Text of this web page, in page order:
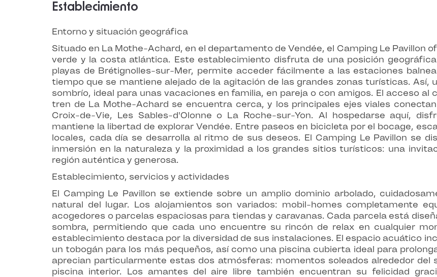
Establecimiento
Entorno y situación geográfica
Situado en La Mothe-Achard, en el departamento de Vendée, el Camping Le Pavillon
verde y la costa atlántica. Este establecimiento disfruta de una posición
playas de Brétignolles-sur-Mer, permite acceder fácilmente a las estaciones
tiempo que se mantiene alejado de la agitación de las grandes zonas turísticas. Así,
sombrío, ideal para unas vacaciones en familia, en pareja o con amigos. El acceso
tren de La Mothe-Achard se encuentra cerca, y los principales ejes viales
Croix-de-Vie, Les Sables-d'Olonne o La Roche-sur-Yon. Al hospedarse aquí,
mantiene la libertad de explorar Vendée. Entre paseos en bicicleta por el bocage,
locales, cada día se desarrolla al ritmo de sus deseos. El Camping Le Pavillon se
inmersión en la naturaleza y la proximidad a los grandes sitios turísticos: una
región auténtica y generosa.
Establecimiento, servicios y actividades
El Camping Le Pavillon se extiende sobre un amplio dominio arbolado,
natural del lugar. Los alojamientos son variados: mobil-homes completamente
acogedores o parcelas espaciosas para tiendas y caravanas. Cada parcela está
sombra, permitiendo que cada uno encuentre su rincón de relax en cualquier
establecimiento destaca por la diversidad de sus instalaciones. El espacio acuático
un tobogán para los más pequeños, así como una piscina cubierta ideal para
aprecian particularmente estas dos atmósferas: momentos soleados alrededor del
piscina interior. Los amantes del aire libre también encuentran su felicidad